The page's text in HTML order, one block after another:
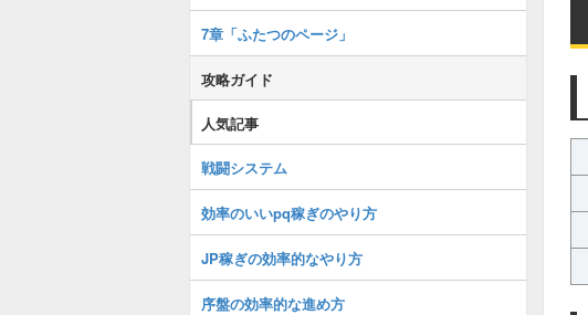
7章「ふたつのページ」
攻略ガイド
人気記事
戦闘システム
効率のいいpq稼ぎのやり方
JP稼ぎの効率的なやり方
序盤の効率的な進め方